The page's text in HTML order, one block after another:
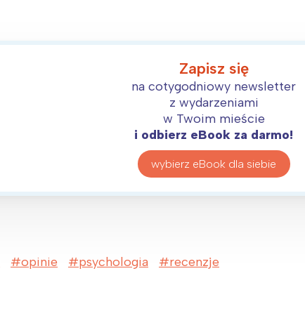
Zapisz się
na cotygodniowy newsletter
z wydarzeniami
w Twoim mieście
i odbierz eBook za darmo!
wybierz eBook dla siebie
opinie psychologia recenzje